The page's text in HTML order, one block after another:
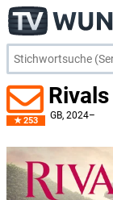
253
Rivals
GB, 2024–